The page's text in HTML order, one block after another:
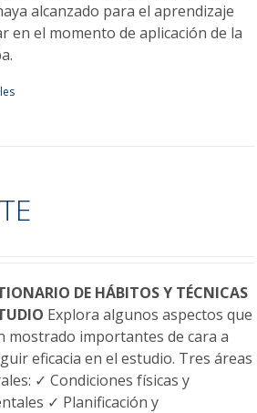
alcanzado para el aprendizaje
en el momento de aplicación de la
DE HÁBITOS Y TÉCNICAS
Explora algunos aspectos que
mostrado importantes de cara a
eficacia en el estudio. Tres áreas
✓ Condiciones físicas y
✓ Planificación y